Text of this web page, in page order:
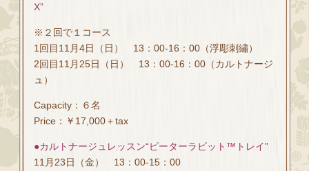
X”
※２回で１コース
1回目11月4日（日） 13：00-16：00（浮彫刺繡）
2回目11月25日（日） 13：00-16：00（カルトナージ
ュ）
Capacity：６名
Price：￥17,000＋tax
●カルトナージュレッスン“ピーターラビット™トレイ”
11月23日（金） 13：00-15：00